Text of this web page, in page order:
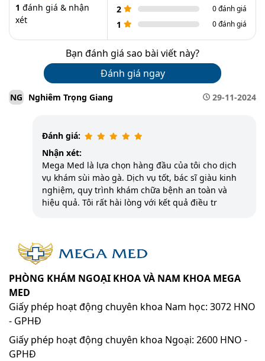
1 đánh giá & nhận
xét
2 0 đánh giá
1 0 đánh giá
Bạn đánh giá sao bài viết này?
Đánh giá ngay
NG Nghiêm Trọng Giang 29-11-2024
Đánh giá:
Nhận xét:
Mega Med là lựa chọn hàng đầu của tôi cho dịch
vụ khám sùi mào gà. Dịch vụ tốt, bác sĩ giàu kinh
nghiệm, quy trình khám chữa bệnh an toàn và
hiệu quả. Tôi rất hài lòng với kết quả điều tr
PHÒNG KHÁM NGOẠI KHOA VÀ NAM KHOA MEGA
MED
Giấy phép hoạt động chuyên khoa Nam học: 3072 HNO
- GPHĐ
Giấy phép hoạt động chuyên khoa Ngoại: 2600 HNO -
GPHĐ